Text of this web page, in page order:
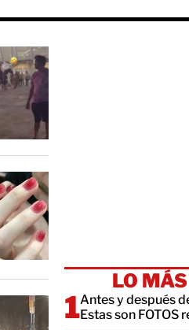
LO
Antes y después
Estas son FOTOS